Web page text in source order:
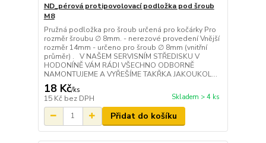
ND_pérová protipovolovací podložka pod šroub
M8
Pružná podložka pro šroub určená pro kočárky Pro
rozměr šroubu ∅ 8mm. - nerezové provedení Vnější
rozměr 14mm - určeno pro šroub ∅ 8mm (vnitřní
průměr) . V NAŠEM SERVISNÍM STŘEDISKU V
HODONÍNĚ VÁM RÁDI VŠECHNO ODBORNĚ
NAMONTUJEME A VYŘEŠÍME TAKŘKA JAKOUKOL...
18 Kč/ks
15 Kč bez DPH Skladem > 4 ks
Přidat do košíku